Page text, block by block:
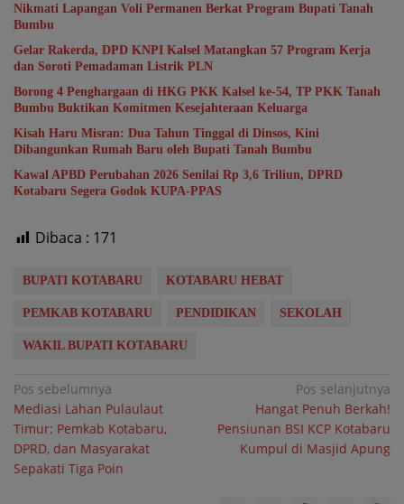
Nikmati Lapangan Voli Permanen Berkat Program Bupati Tanah
Bumbu
Gelar Rakerda, DPD KNPI Kalsel Matangkan 57 Program Kerja
dan Soroti Pemadaman Listrik PLN
Borong 4 Penghargaan di HKG PKK Kalsel ke-54, TP PKK Tanah
Bumbu Buktikan Komitmen Kesejahteraan Keluarga
Kisah Haru Misran: Dua Tahun Tinggal di Dinsos, Kini
Dibangunkan Rumah Baru oleh Bupati Tanah Bumbu
Kawal APBD Perubahan 2026 Senilai Rp 3,6 Triliun, DPRD
Kotabaru Segera Godok KUPA-PPAS
Dibaca : 171
BUPATI KOTABARU KOTABARU HEBAT
PEMKAB KOTABARU PENDIDIKAN SEKOLAH
WAKIL BUPATI KOTABARU
Navigasi
pos
Pos sebelumnya
Mediasi Lahan Pulaulaut
Timur: Pemkab Kotabaru,
DPRD, dan Masyarakat
Sepakati Tiga Poin
Pos selanjutnya
Hangat Penuh Berkah!
Pensiunan BSI KCP Kotabaru
Kumpul di Masjid Apung